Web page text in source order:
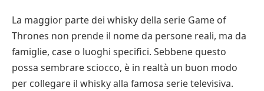
La maggior parte dei whisky della serie Game of
Thrones non prende il nome da persone reali, ma da
famiglie, case o luoghi specifici. Sebbene questo
possa sembrare sciocco, è in realtà un buon modo
per collegare il whisky alla famosa serie televisiva.